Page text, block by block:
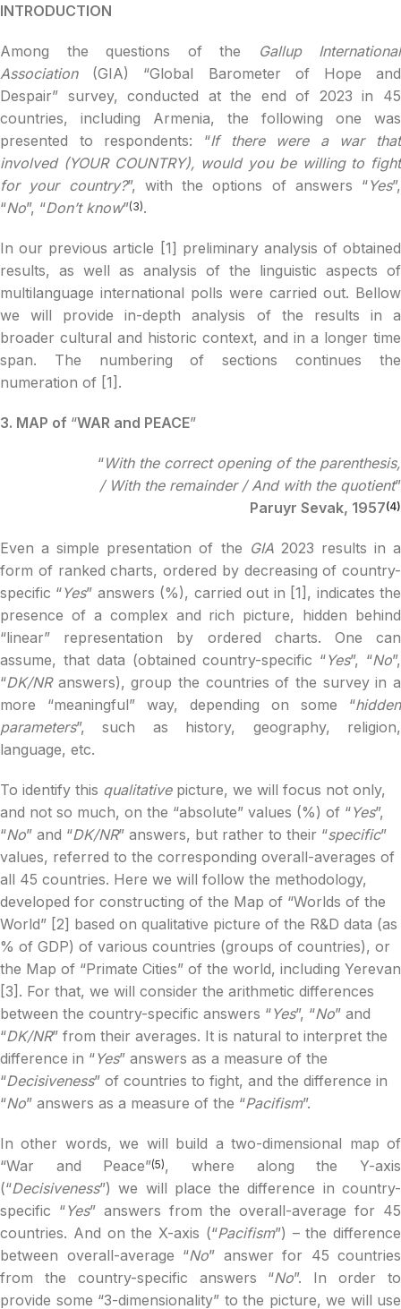
INTRODUCTION
Among the questions of the
Gallup International
Association(GIA) “Global Barometer of Hope and
Despair” survey, conducted at the end of 2023 in 45
countries, including Armenia, the following one was
presented to respondents: “If there were a war that
involved (YOUR COUNTRY), would you be willing to fight
for your country?”, with the options of answers “Yes”,
“No”, “Don’t know”(3).
In our previous article [1] preliminary analysis of obtained
results, as well as analysis of the linguistic aspects of
multilanguage international polls were carried out. Bellow
we will provide in-depth analysis of the results in a
broader cultural and historic context, and in a longer time
span. The numbering of sections continues the
numeration of [1].
3. MAP of “WAR and PEACE”
“With the correct opening of the parenthesis,
/ With the remainder / And with the quotient”
Paruyr Sevak, 1957(4)
Even a simple presentation of the GIA2023 results in a
form of ranked charts, ordered by decreasing of country-
specific “Yes” answers (%), carried out in [1], indicates the
presence of a complex and rich picture, hidden behind
“linear” representation by ordered charts. One can
assume, that data (obtained country-specific “Yes”, “No”,
“DK/NR answers), group the countries of the survey in a
more “meaningful” way, depending on some “hidden
parameters”, such as history, geography, religion,
language, etc.
To identify this qualitativepicture, we will focus not only,
and not so much, on the “absolute” values (%) of “Yes”,
“No” and “DK/NR” answers, but rather to their “specific”
values, referred to the corresponding overall-averages of
all 45 countries. Here we will follow the methodology,
developed for constructing of the Map of “Worlds of the
World” [2] based on qualitative picture of the R&D data (as
% of GDP) of various countries (groups of countries), or
the Map of “Primate Cities” of the world, including Yerevan
[3]. For that, we will consider the arithmetic differences
between the country-specific answers “Yes”, “No” and
“DK/NR” from their averages. It is natural to interpret the
difference in “Yes” answers as a measure of the
“Decisiveness” of countries to fight, and the difference in
“No” answers as a measure of the “Pacifism”.
In other words, we will build a two-dimensional map of
“War and Peace”(5), where along the Y-axis
(“Decisiveness”) we will place the difference in country-
specific “Yes” answers from the overall-average for 45
countries. And on the X-axis (“Pacifism”) – the difference
between overall-average “No” answer for 45 countries
from the country-specific answers “No”. In order to
provide some “3-dimensionality” to the picture, we will use